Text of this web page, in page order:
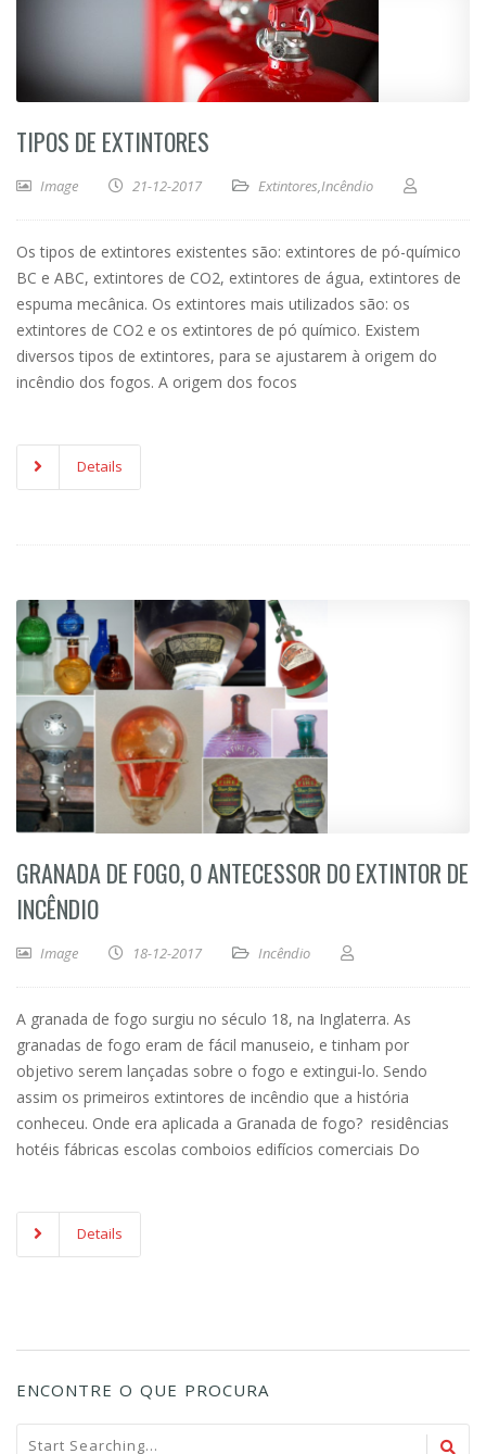
TIPOS DE EXTINTORES
Image 21-12-2017 Extintores,Incêndio
Os tipos de extintores existentes são: extintores de pó-químico
BC e ABC, extintores de CO2, extintores de água, extintores de
espuma mecânica. Os extintores mais utilizados são: os
extintores de CO2 e os extintores de pó químico. Existem
diversos tipos de extintores, para se ajustarem à origem do
incêndio dos fogos. A origem dos focos
Details
GRANADA DE FOGO, O ANTECESSOR DO EXTINTOR DE
INCÊNDIO
Image 18-12-2017 Incêndio
A granada de fogo surgiu no século 18, na Inglaterra. As
granadas de fogo eram de fácil manuseio, e tinham por
objetivo serem lançadas sobre o fogo e extingui-lo. Sendo
assim os primeiros extintores de incêndio que a história
conheceu. Onde era aplicada a Granada de fogo? residências
hotéis fábricas escolas comboios edifícios comerciais Do
Details
ENCONTRE O QUE PROCURA